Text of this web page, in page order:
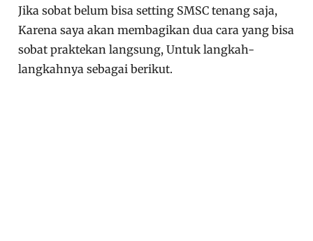
Jika sobat belum bisa setting SMSC tenang saja,
Karena saya akan membagikan dua cara yang bisa
sobat praktekan langsung, Untuk langkah-
langkahnya sebagai berikut.